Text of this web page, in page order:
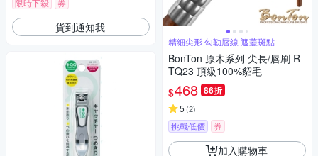
限時下殺 券
貨到通知我
精細尖形 勾勒唇線 遮蓋斑點
BonTon 原木系列 尖長/唇刷 R
TQ23 頂級100%貂毛
$468 86折
5 (2)
挑戰低價 券
加入購物車